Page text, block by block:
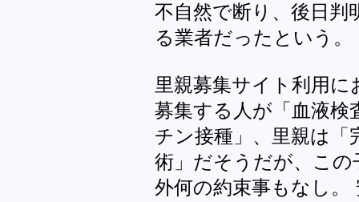
不自然で断り、後日判
る業者だったという。
里親募集サイト利用
募集する人が「血液検
チン接種」、里親は「
術」だそうだが、こ
外何の約束事もなし。